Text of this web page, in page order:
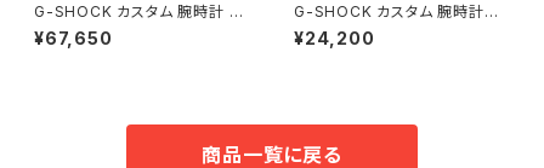
G-SHOCK カスタム 腕時計 カ
シオーク GA-2110ET-8A GA2
100-027
¥67,650
G-SHOCK カスタム 腕時計D
W6900-1V RIZIN-005 ライ
ジン オフィシャル コラボ 腕時計
¥24,200
商品一覧に戻る